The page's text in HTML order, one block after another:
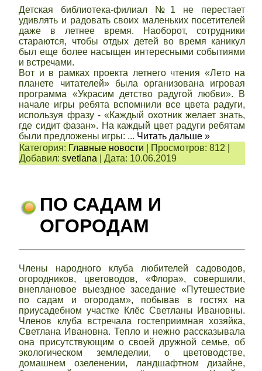
Детская библиотека-филиал №1 не перестает
удивлять и радовать своих маленьких посетителей
даже в летнее время. Наоборот, сотрудники
стараются, чтобы отдых детей во время каникул
был еще более насыщен интересными событиями
и встречами.
Вот и в рамках проекта летнего чтения «Лето на
планете читателей» была организована игровая
программа «Украсим детство радугой любви». В
начале игры ребята вспомнили все цвета радуги,
используя фразу - «Каждый охотник желает знать,
где сидит фазан». На каждый цвет радуги ребятам
были предложены игры: ... Читать дальше »
Категория: Главные новости Просмотров: 812
Добавил: svetlana |Дата: 10.06.2019
ПО САДАМ И
ОГОРОДАМ
Члены народного клуба любителей садоводов,
огородников, цветоводов, «Флора», совершили,
внеплановое выездное заседание «Путешествие
по садам и огородам», побывав в гостях на
приусадебном участке Клёс Светланы Ивановны.
Членов клуба встречала гостеприимная хозяйка,
Светлана Ивановна. Тепло и нежно рассказывала
она присутствующим о своей дружной семье, об
экологическом земледелии, о цветоводстве,
домашнем озеленении, ландшафтном дизайне,